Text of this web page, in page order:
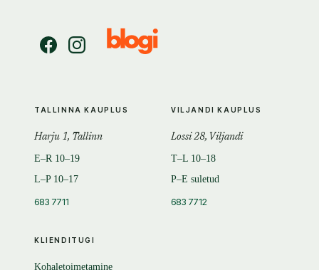
KLIENDITUGI
Kohaletoimetamine
TALLINNA KAUPLUS
Harju 1, Tallinn
E–R 10–19
L–P 10–17
683 7711
VILJANDI KAUPLUS
Lossi 28, Viljandi
T–L 10–18
P–E suletud
683 7712